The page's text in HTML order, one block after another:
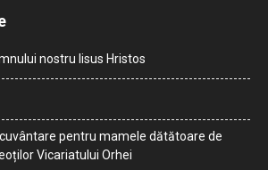
nostru Iisus Hristos
pentru mamele dătătoare de
Vicariatului Orhei